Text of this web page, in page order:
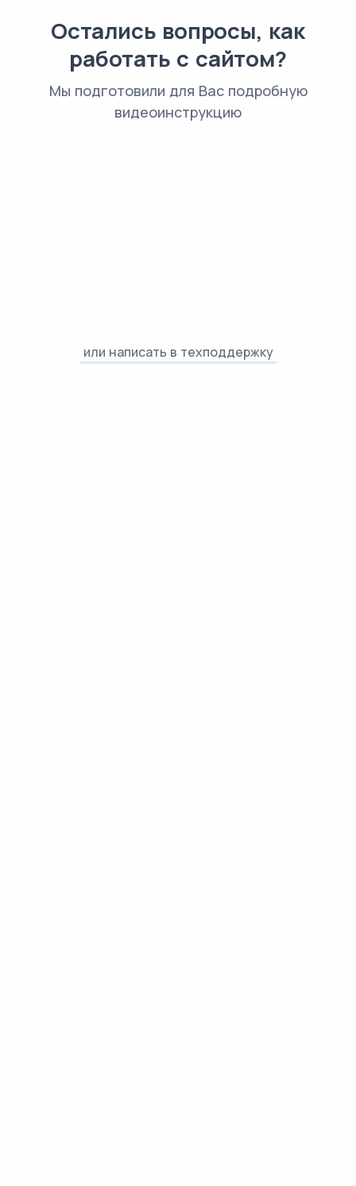
Остались вопросы, как
работать с сайтом?
Мы подготовили для Вас подробную
видеоинструкцию
или написать в техподдержку